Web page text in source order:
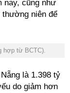
nay, cũng như
niên để
hợp từ BCTC).
là 1.398 tỷ
do giảm hơn